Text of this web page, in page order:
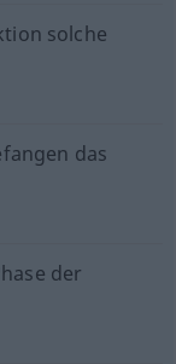
solche
das
der